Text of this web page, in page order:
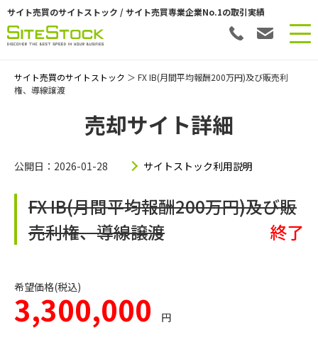
サイト売買のサイトストック / サイト売買専業企業No.1の取引実績
サイト売買のサイトストック ＞ FX IB(月間平均報酬200万円)及び販売利
権、導線譲渡
売却サイト詳細
公開日：2026-01-28 サイトストック利用説明
FX IB(月間平均報酬200万円)及び販
売利権、導線譲渡
終了
希望価格(税込)
3,300,000 円